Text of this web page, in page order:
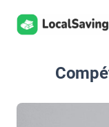
Aller